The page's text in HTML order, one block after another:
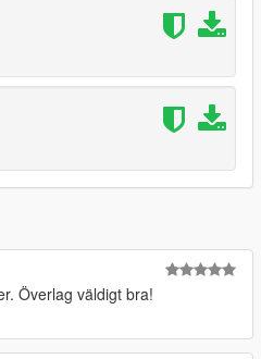
Överlag väldigt bra!